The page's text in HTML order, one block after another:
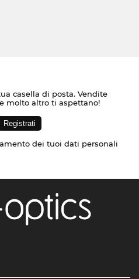
casella di posta. Vendite
molto altro ti aspettano!
dei tuoi dati personali